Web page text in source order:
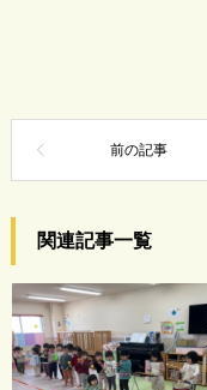
関連記事一覧